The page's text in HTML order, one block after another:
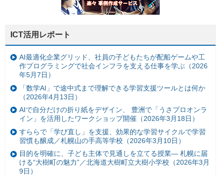
ICT活用レポート
AI最適化企業グリッド、社員の子どもたちが配船ゲームや工
作プログラミングで社会インフラを支える仕事を学ぶ（2026
年5月7日）
「数学AI」で途中式まで理解できる学習支援ツールとは何か
（2026年4月13日）
AIで自分だけの折り紙をデザイン、 豊洲で「うさプロオンラ
イン」を活用したワークショップ開催（2026年3月18日）
すららで「学び直し」を支援、効果的な学習サイクルで学習
習慣も醸成／札幌山の手高等学校（2026年3月10日）
目的を明確に、子ども主体で見通しを立てる授業— 札幌に届
ける“大樹町の魅力”／北海道大樹町立大樹小学校（2026年3月
9日）